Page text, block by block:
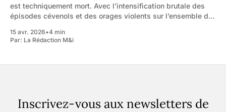
est techniquement mort. Avec l’intensification brutale des
épisodes cévenols et des orages violents sur l’ensemble du
15 avr. 2026•4 min
Par: La Rédaction M&i
Inscrivez-vous aux newsletters de